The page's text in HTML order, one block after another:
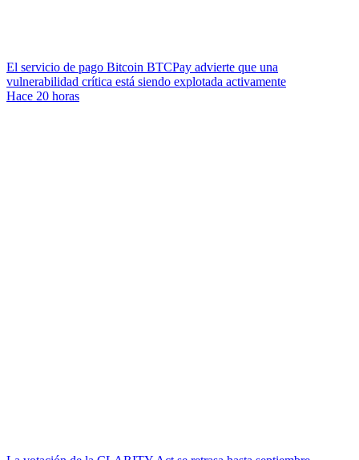
El servicio de pago Bitcoin BTCPay advierte que una
vulnerabilidad crítica está siendo explotada activamente
Hace 20 horas